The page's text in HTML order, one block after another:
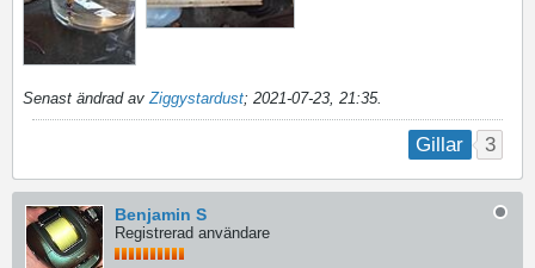
Senast ändrad avZiggystardust; 2021-07-23, 21:35.
Gillar 3
Benjamin S
Registrerad användare